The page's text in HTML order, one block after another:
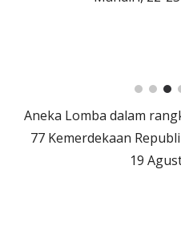
Aneka Lomba dalam
77 Kemerdekaan
19